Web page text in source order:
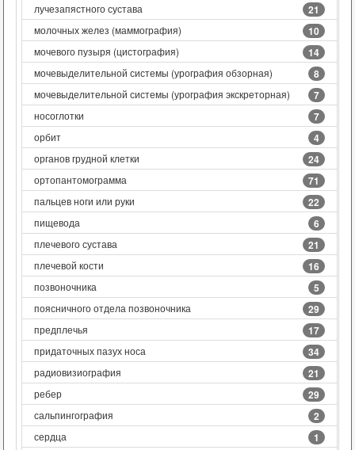
лучезапястного сустава 21
молочных желез (маммография) 10
мочевого пузыря (цистография) 14
мочевыделительной системы (урография обзорная) 8
мочевыделительной системы (урография экскреторная) 7
носоглотки 7
орбит 4
органов грудной клетки 24
ортопантомограмма 71
пальцев ноги или руки 22
пищевода 6
плечевого сустава 21
плечевой кости 16
позвоночника 5
поясничного отдела позвоночника 29
предплечья 17
придаточных пазух носа 34
радиовизиография 21
ребер 29
сальпингография 2
сердца 1